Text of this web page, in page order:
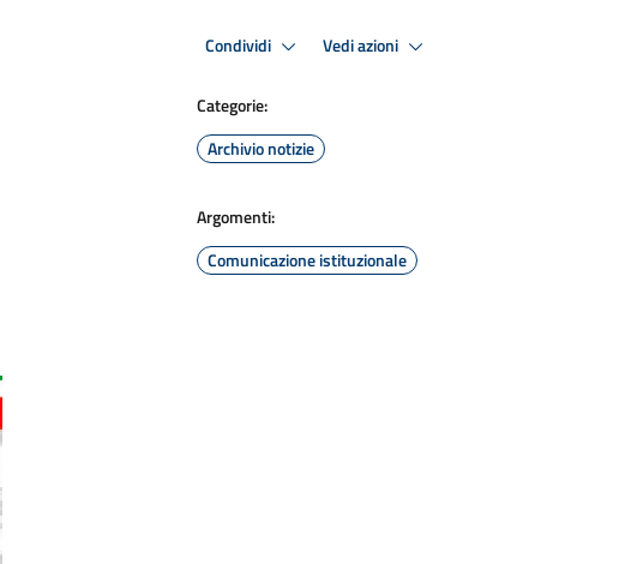
Condividi Vedi azioni
Categorie:
Archivio notizie
Argomenti:
Comunicazione istituzionale